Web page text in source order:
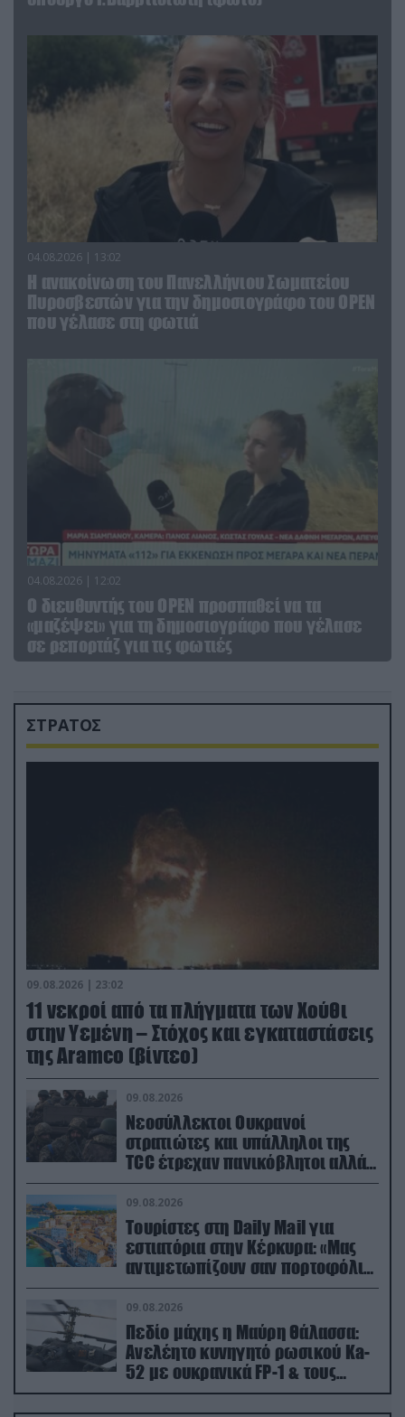
04.08.2026 | 13:02
Η ανακοίνωση του Πανελλήνιου Σωματείου
Πυροσβεστών για την δημοσιογράφο του OPEN
που γέλασε στη φωτιά
04.08.2026 | 12:02
O διευθυντής του OPEN προσπαθεί να τα
«μαζέψει» για τη δημοσιογράφο που γέλασε
σε ρεπορτάζ για τις φωτιές
ΣΤΡΑΤΟΣ
09.08.2026 | 23:02
11 νεκροί από τα πλήγματα των Χούθι
στην Υεμένη – Στόχος και εγκαταστάσεις
της Aramco (βίντεο)
09.08.2026
Νεοσύλλεκτοι Ουκρανοί
στρατιώτες και υπάλληλοι της
TCC έτρεχαν πανικόβλητοι αλλά…
εξοντώθηκαν – Δείτε βίντεο
09.08.2026
Τουρίστες στη Daily Mail για
εστιατόρια στην Κέρκυρα: «Μας
αντιμετωπίζουν σαν πορτοφόλια
με πόδια»
09.08.2026
Πεδίο μάχης η Μαύρη Θάλασσα:
Ανελέητο κυνηγητό ρωσικού Ka-
52 με ουκρανικά FP-1 & τους
Τούρκους να τραβάνε… βίντεο